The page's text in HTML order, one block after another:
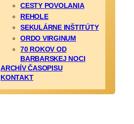
CESTY POVOLANIA
REHOLE
SEKULÁRNE INŠTITÚTY
ORDO VIRGINUM
70 ROKOV OD
BARBARSKEJ NOCI
ARCHÍV ČASOPISU
KONTAKT